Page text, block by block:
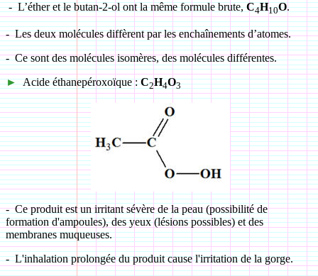
-L’éther et le butan-2-ol ont la même formule brute,C4H10O.
-Les deux molécules diffèrent par les enchaînements d’atomes.
-Ce sont des molécules isomères, des molécules différentes.
► Acide éthanepéroxoïque :C2H4O3
- Ce produit est un irritant sévère de la peau (possibilité de
formation d'ampoules), des yeux (lésions possibles) et des
membranes muqueuses.
-L'inhalation prolongée du produit cause l'irritation de la gorge.